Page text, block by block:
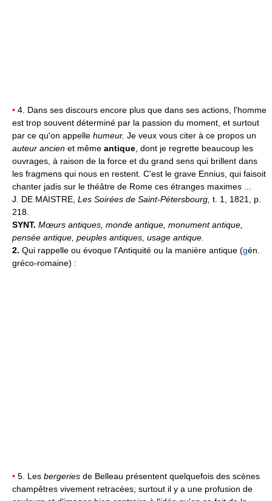
• 4. Dans ses discours encore plus que dans ses actions, l'homme
est trop souvent déterminé par la passion du moment, et surtout
par ce qu'on appelle humeur. Je veux vous citer à ce propos un
auteur ancien et même antique , dont je regrette beaucoup les
ouvrages, à raison de la force et du grand sens qui brillent dans
les fragmens qui nous en restent. C'est le grave Ennius, qui faisoit
chanter jadis sur le théâtre de Rome ces étranges maximes ...
J. DE MAISTRE, Les Soirées de Saint-Pétersbourg, t. 1, 1821, p.
218.
SYNT. Mœurs antiques, monde antique, monument antique,
pensée antique, peuples antiques, usage antique.
2. Qui rappelle ou évoque l'Antiquité ou la manière antique (gén.
gréco-romaine) :
• 5. Les bergeries de Belleau présentent quelquefois des scènes
champêtres vivement retracées; surtout il y a une profusion de